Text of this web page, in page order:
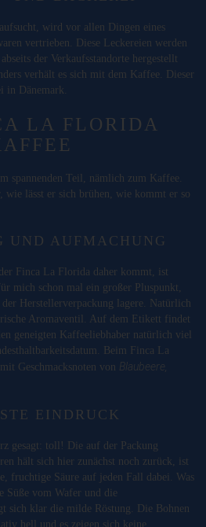
wird vor allen Dingen eines
vertrieben. Diese Leckereien werden
der Verkaufsstandorte hergestellt
verhält es sich mit dem Kaffee. Dieser
in Dänemark.
LA FLORIDA
spannenden Teil, nämlich zum Kaffee.
wie lässt er sich brühen, wie kommt er so
UND AUFMACHUNG
Finca La Florida daher kommt, ist
mich schon mal ein großer Pluspunkt,
Herstellerverpackung lagere. Natürlich
Aromaventil. Auf dem Etikett findet
geneigten Kaffeeliebhaber natürlich viel
Beim Finca La
Geschmacksnoten von Blaubeere,
EINDRUCK
gesagt: toll! Die auf der Packung
hält sich hier zunächst noch zurück, ist
fruchtige Säure auf jeden Fall dabei. Was
Süße vom Wafer und die
sich klar die milde Röstung. Die Bohnen
hell und es zeigen sich keine